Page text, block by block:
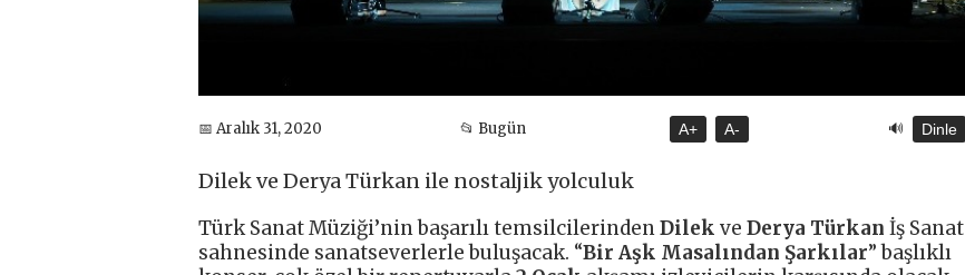
📅 Aralık 31, 2020 📂 Bugün A+ A- 🔊 Dinle
Dilek ve Derya Türkan ile nostaljik yolculuk
Türk Sanat Müziği’nin başarılı temsilcilerindenDilek ve Derya Türkan İş Sanat
sahnesinde sanatseverlerle buluşacak. “Bir Aşk Masalından Şarkılar” başlıklı